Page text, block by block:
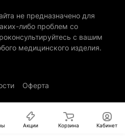
не предназначено для
либо проблем со
с вашим
медицинского изделия.
Оферта
Акции Корзина Кабинет